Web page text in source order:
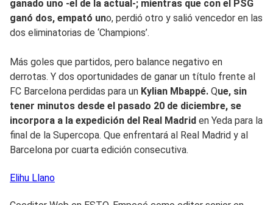
ganado uno -el de la actual-; mientras que con el PSG
ganó dos, empató uno, perdió otro y salió vencedor en las
dos eliminatorias de ‘Champions’.
Más goles que partidos, pero balance negativo en
derrotas. Y dos oportunidades de ganar un título frente al
FC Barcelona perdidas para un Kylian Mbappé. Que, sin
tener minutos desde el pasado 20 de diciembre, se
incorpora a la expedición del Real Madrid en Yeda para la
final de la Supercopa. Que enfrentará al Real Madrid y al
Barcelona por cuarta edición consecutiva.
Elihu Llano